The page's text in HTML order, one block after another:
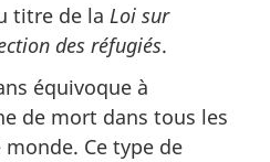
titre de la Loi sur
des réfugiés.
équivoque à
de mort dans tous les
Ce type de